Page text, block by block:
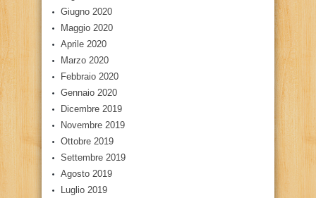
Giugno 2020
Maggio 2020
Aprile 2020
Marzo 2020
Febbraio 2020
Gennaio 2020
Dicembre 2019
Novembre 2019
Ottobre 2019
Settembre 2019
Agosto 2019
Luglio 2019